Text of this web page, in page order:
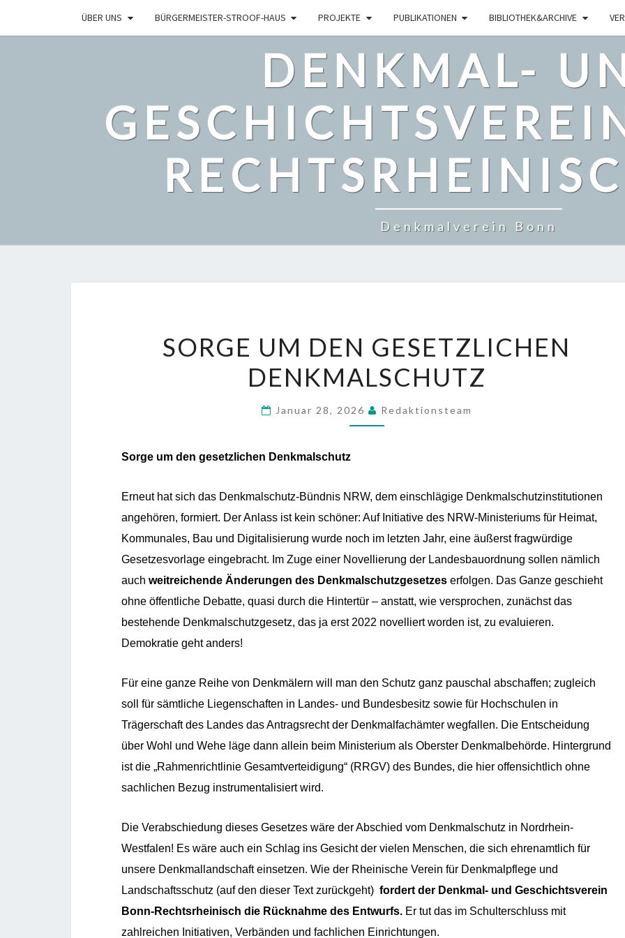
ÜBER UNS BÜRGERMEISTER-STROOF-HAUS PROJEKTE PUBLIKATIONEN BIBLIOTHEK&ARCHIVE
DENKMAL-
Denkmalverein Bonn
O
R
G
E
E
N
G
E
S
E
T
I
C
H
E
N
N
K
M
A
L
SORGE UM DEN GESETZLICHEN
DENKMALSCHUTZ
Januar 28, 2026 Redaktionsteam
Sorge um den gesetzlichen Denkmalschutz
Erneut hat sich das Denkmalschutz-Bündnis NRW, dem einschlägige Denkmalschutzinstitutionen
angehören, formiert. Der Anlass ist kein schöner: Auf Initiative des NRW-Ministeriums für Heimat,
Kommunales, Bau und Digitalisierung wurde noch im letzten Jahr, eine äußerst fragwürdige
Gesetzesvorlage eingebracht. Im Zuge einer Novellierung der Landesbauordnung sollen nämlich
auch weitreichende Änderungen des Denkmalschutzgesetzes erfolgen. Das Ganze geschieht
ohne öffentliche Debatte, quasi durch die Hintertür – anstatt, wie versprochen, zunächst das
bestehende Denkmalschutzgesetz, das ja erst 2022 novelliert worden ist, zu evaluieren.
Demokratie geht anders!
Für eine ganze Reihe von Denkmälern will man den Schutz ganz pauschal abschaffen; zugleich
soll für sämtliche Liegenschaften in Landes- und Bundesbesitz sowie für Hochschulen in
Trägerschaft des Landes das Antragsrecht der Denkmalfachämter wegfallen. Die Entscheidung
über Wohl und Wehe läge dann allein beim Ministerium als Oberster Denkmalbehörde. Hintergrund
ist die „Rahmenrichtlinie Gesamtverteidigung“ (RRGV) des Bundes, die hier offensichtlich ohne
sachlichen Bezug instrumentalisiert wird.
Die Verabschiedung dieses Gesetzes wäre der Abschied vom Denkmalschutz in Nordrhein-
Westfalen! Es wäre auch ein Schlag ins Gesicht der vielen Menschen, die sich ehrenamtlich für
unsere Denkmallandschaft einsetzen. Wie der Rheinische Verein für Denkmalpflege und
Landschaftsschutz (auf den dieser Text zurückgeht) fordert der Denkmal- und Geschichtsverein
Bonn-Rechtsrheinisch die Rücknahme des Entwurfs. Er tut das im Schulterschluss mit
zahlreichen Initiativen, Verbänden und fachlichen Einrichtungen.